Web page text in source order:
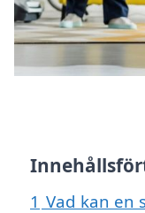
1 Vad kan en